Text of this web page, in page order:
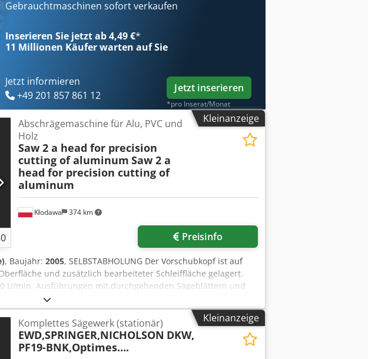
Gebrauchtmaschinen sofort verkaufen
Inserieren Sie jetzt ab 4,49 €*
11 Millionen Käufer warten auf Sie
Jetzt informieren
+49 201 857 861 12
Jetzt inserieren
*pro Inserat/Monat
Kleinanzeige
Kłodawa 374 km
Abschrägemaschine für Alu, PVC und
Holz
Saw 2 a head for precision
cutting of aluminum Saw 2 a
head for precision cutting of
aluminum
Preisinfo
, Baujahr: 2005, SELBSTABHOLUNG Der Vorschubkopf ist auf
und zusätzlich bearbeiteter Schleiffläche gelagert.
U/min. Ausführungen mit durchgehenden Sägeblättern und
Crodpfx Aob Rnv Ssgvef vom Kunden zu tragen SEMI-
Daten: Rechter Kopf wird über ein Handrad verstellt.
hochpräzisen metrischen Skala mit Mikrometerverstellung.
Umschlagrollenlager auf geschliffenen und gehärteten
Vollständiger Schutz der Sägeblätter durch
Kleinanzeige
Komplettes Sägewerk (stationär)
EWD,SPRINGER,NICHOLSON DKW,
PF19-BNK,Optimes….